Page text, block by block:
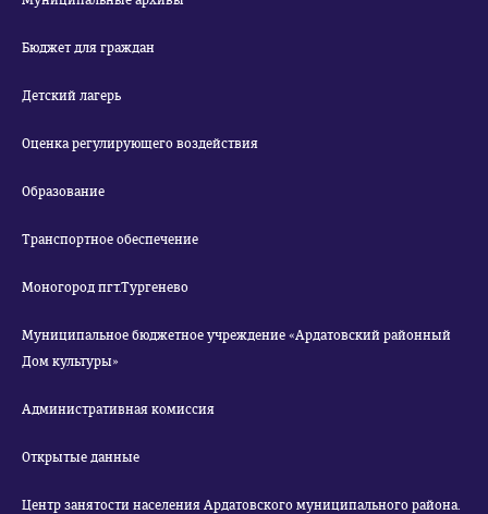
Бюджет для граждан
Детский лагерь
Оценка регулирующего воздействия
Образование
Транспортное обеспечение
Моногород пгт.Тургенево
Муниципальное бюджетное учреждение «Ардатовский районный
Дом культуры»
Административная комиссия
Открытые данные
Центр занятости населения Ардатовского муниципального района.